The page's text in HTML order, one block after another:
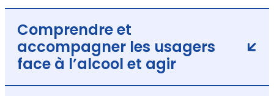
Comprendre et
accompagner les usagers
face à l’alcool et agir